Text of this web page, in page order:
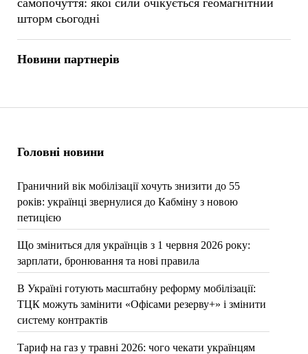
Головні новини
Граничний вік мобілізації хочуть знизити до 55
років: українці звернулися до Кабміну з новою
петицією
Що зміниться для українців з 1 червня 2026 року:
зарплати, бронювання та нові правила
В Україні готують масштабну реформу мобілізації:
ТЦК можуть замінити «Офісами резерву+» і змінити
систему контрактів
Тариф на газ у травні 2026: чого чекати українцям
самопочуття: якої сили очікується геомагнітний
шторм сьогодні
Новини партнерів